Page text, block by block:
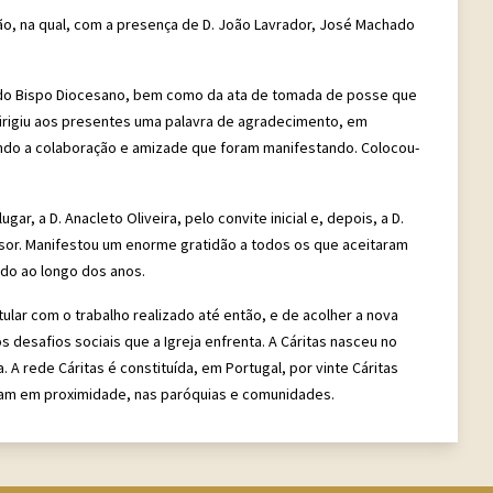
na qual, com a presença de D. João Lavrador, José Machado
Bispo Diocesano, bem como da ata de tomada de posse que
aos presentes uma palavra de agradecimento, em
a colaboração e amizade que foram manifestando. Colocou-
a D. Anacleto Oliveira, pelo convite inicial e, depois, a D.
Manifestou um enorme gratidão a todos os que aceitaram
ao longo dos anos.
com o trabalho realizado até então, e de acolher a nova
sociais que a Igreja enfrenta. A Cáritas nasceu no
A rede Cáritas é constituída, em Portugal, por vinte Cáritas
em proximidade, nas paróquias e comunidades.